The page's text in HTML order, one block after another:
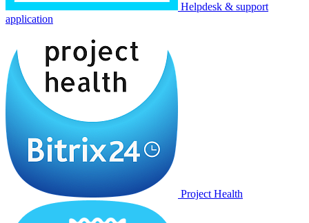
Helpdesk & support
application
Project Health